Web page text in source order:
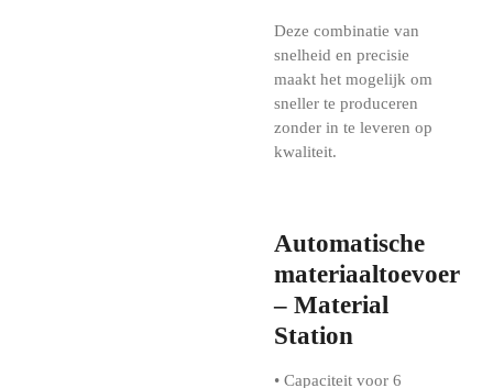
Deze combinatie van
snelheid en precisie
maakt het mogelijk om
sneller te produceren
zonder in te leveren op
kwaliteit.
Automatische
materiaaltoevoer
– Material
Station
• Capaciteit voor 6